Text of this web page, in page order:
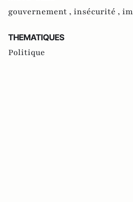
gouvernement , insécurité ,
THEMATIQUES
Politique